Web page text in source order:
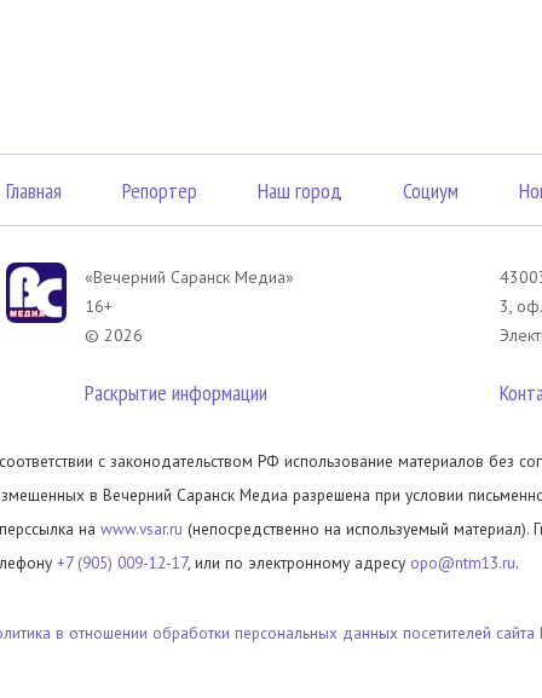
Главная Репортер Наш город Социум
«Вечерний Саранск Mедиа»
16+
© 2026
Раскрытие информации
3,
с законодательством РФ использование материалов без
в Вечерний Саранск Медиа разрешена при условии
на www.vsar.ru (непосредственно на используемый материал).
+7 (905) 009-12-17, или по электронному адресу opo@ntm13.ru.
в отношении обработки персональных данных посетителей